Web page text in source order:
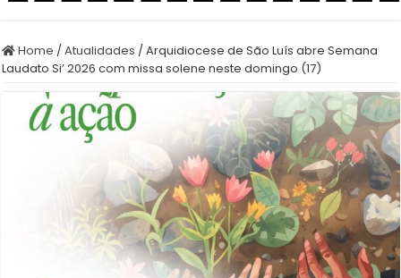
Home /Atualidades /Arquidiocese de São Luís abre Semana
Laudato Si’ 2026 com missa solene neste domingo (17)